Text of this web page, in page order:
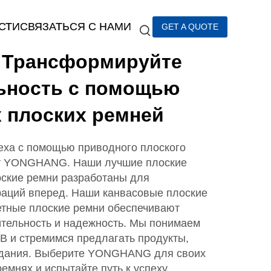
СВЯЗАТЬСЯ С НАМИ GET A QUOTE
Трансформируйте
с помощью
ремней
с помощью приводного плоского
YONGHANG. Наши лучшие плоские
ремни разработаны для
вперед. Наши канвасовые плоские
плоские ремни обеспечивают
и надежность. Мы понимаем
и стремимся предлагать продукты,
Выберите YONGHANG для своих
и испытайте путь к успеху.